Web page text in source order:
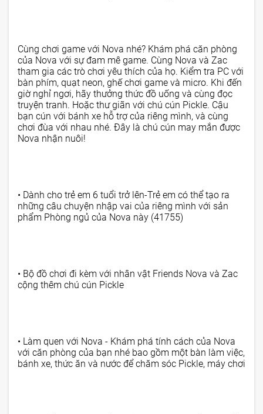
Cùng chơi game với Nova nhé? Khám phá căn phòng
của Nova với sự đam mê game. Cùng Nova và Zac
tham gia các trò chơi yêu thích của họ. Kiểm tra PC với
bàn phím, quạt neon, ghế chơi game và micro. Khi đến
giờ nghỉ ngơi, hãy thưởng thức đồ uống và cùng đọc
truyện tranh. Hoặc thư giãn với chú cún Pickle. Cậu
bạn cún với bánh xe hỗ trợ của riêng mình, và cùng
chơi đùa với nhau nhé. Đây là chú cún may mắn được
Nova nhận nuôi!
• Dành cho trẻ em 6 tuổi trở lên-Trẻ em có thể tạo ra
những câu chuyện nhập vai của riêng mình với sản
phẩm Phòng ngủ của Nova này (41755)
• Bộ đồ chơi đi kèm với nhân vật Friends Nova và Zac
cộng thêm chú cún Pickle
• Làm quen với Nova - Khám phá tính cách của Nova
với căn phòng của bạn nhé bao gồm một bàn làm việc,
bánh xe, thức ăn và nước để chăm sóc Pickle, máy chơi